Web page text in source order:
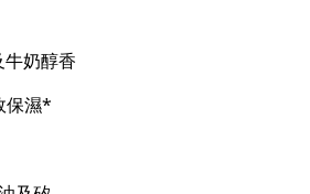
奶醇香
保濕*